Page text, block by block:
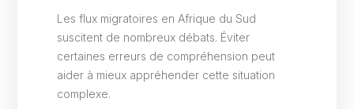
Les flux migratoires en Afrique du Sud
suscitent de nombreux débats. Éviter
certaines erreurs de compréhension peut
aider à mieux appréhender cette situation
complexe.